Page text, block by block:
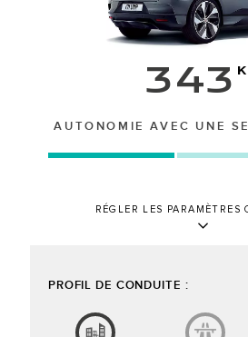
343
AUTONOMIE AVEC UNE
RÉGLER LES PARAMÈTRES
PROFIL DE CONDUITE :